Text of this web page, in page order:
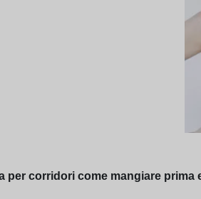
per corridori come mangiare